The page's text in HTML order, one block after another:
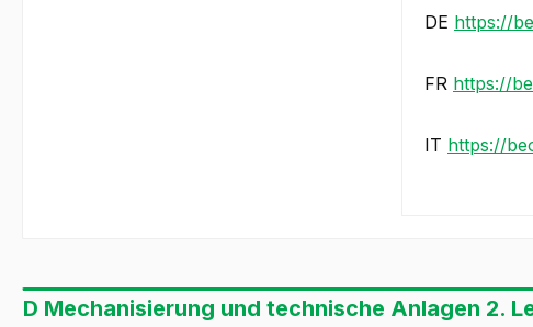
DE https://
FR https://
IT https://
D Mechanisierung und technische Anlagen 2.